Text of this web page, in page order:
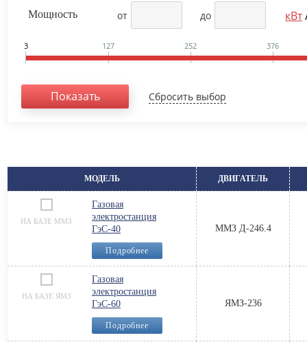
кВт
Мощность от до
3 127 252 376
МОДЕЛЬ ДВИГАТЕЛЬ
НА БАЗЕ ММЗ
Газовая
электростанция
ГэС-40
Подробнее
ММЗ Д-246.4
НА БАЗЕ ЯМЗ
Газовая
электростанция
ГэС-60
Подробнее
ЯМЗ-236
МОДЕЛЬ ДВИГАТЕЛЬ